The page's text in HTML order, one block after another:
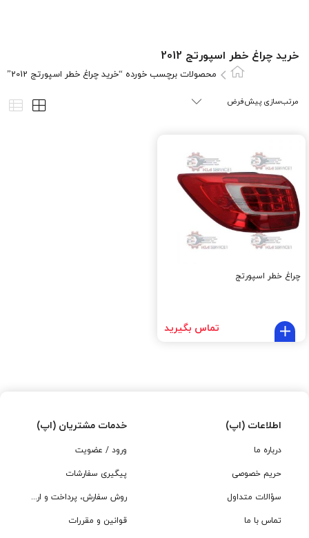
خرید چراغ خطر اسپورتج 2012
محصولات برچسب خورده “خرید چراغ خطر اسپورتج 2012”
چراغ خطر اسپورتج
تماس بگیرید
اطلاعات (اپ)
درباره ما
حریم خصوصی
سؤالات متداول
تماس با ما
خدمات مشتریان (اپ)
ورود / عضویت
پیگیری سفارشات
روش سفارش، پرداخت و ارسال
قوانین و مقررات